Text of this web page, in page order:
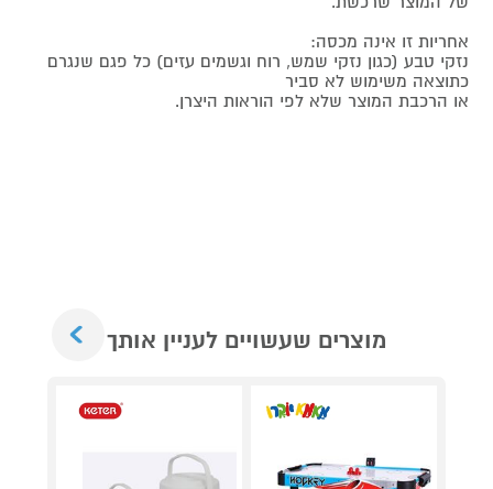
אחריות זו אינה מכסה:
נזקי טבע (כגון נזקי שמש, רוח וגשמים עזים) כל פגם שנגרם
כתוצאה משימוש לא סביר
או הרכבת המוצר שלא לפי הוראות היצרן.
מוצרים שעשויים לעניין אותך